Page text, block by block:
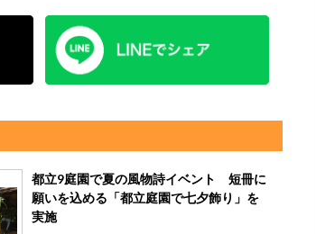
都立9庭園で夏の風物詩イベント 短冊に
願いを込める「都立庭園で七夕飾り」を
実施